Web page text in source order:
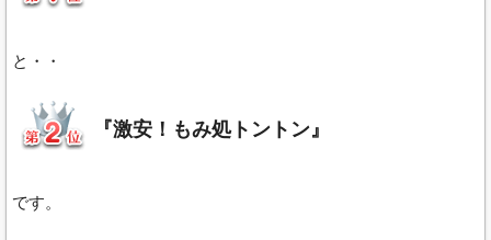
と・・
『激安！もみ処トントン』
です。